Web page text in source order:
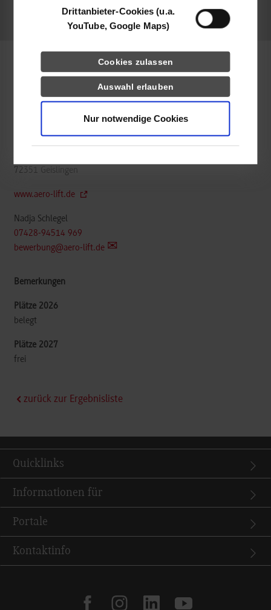
Drittanbieter-Cookies (u.a.
YouTube, Google Maps)
Cookies zulassen
Auswahl erlauben
Nur notwendige Cookies
Wirtschaftsingenieurwesen / Allgemeines
Wirtschaftsingenieurwesen - International Business and
Management
72351 Geislingen
www.aero-lift.de
Nadja Schlegel
07428-94514 969
bewerbung@aero-lift.de
belegt
frei
zurück zur Ergebnisliste
Quicklinks
Informationen für
Portale
Kontaktinfo
facebookinstagramlinkedinyoutube